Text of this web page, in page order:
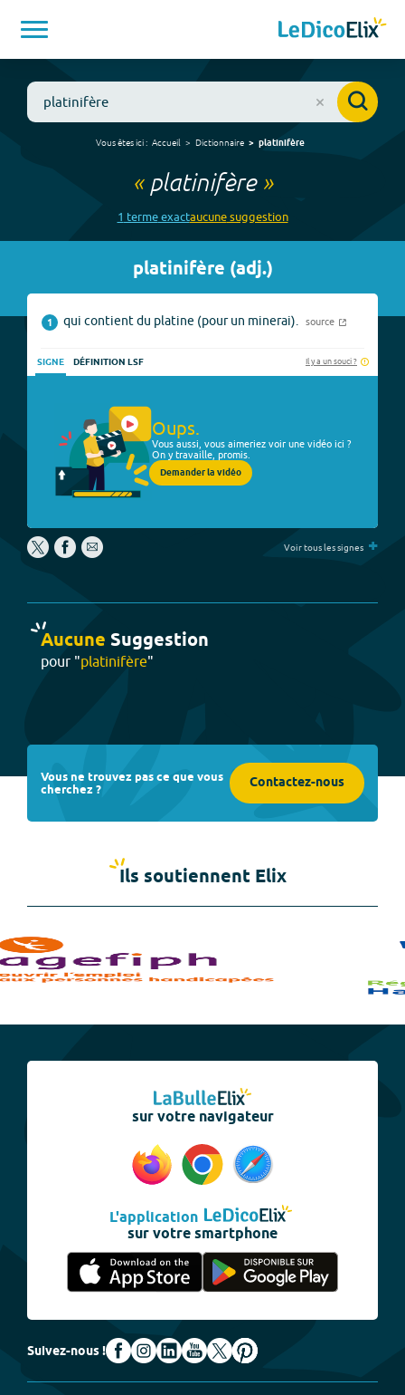
Vous êtes ici : Accueil Dictionnaire platinifère
« platinifère»
1 termeexactaucunesuggestion
platinifère (adj.)
1 qui contient du platine (pour un minerai). source
SIGNE DÉFINITION LSF Il y a un souci ?
Oups.
Vous aussi, vous aimeriez voir une vidéo ici ?
On y travaille, promis.
Demander la vidéo
Voir tous les signes +
Aucune Suggestion
pour "platinifère"
Vous ne trouvez pas ce que vous
cherchez ? Contactez-nous
Ils soutiennent Elix
sur votre navigateur
L'application
sur votre smartphone
Suivez-nous !